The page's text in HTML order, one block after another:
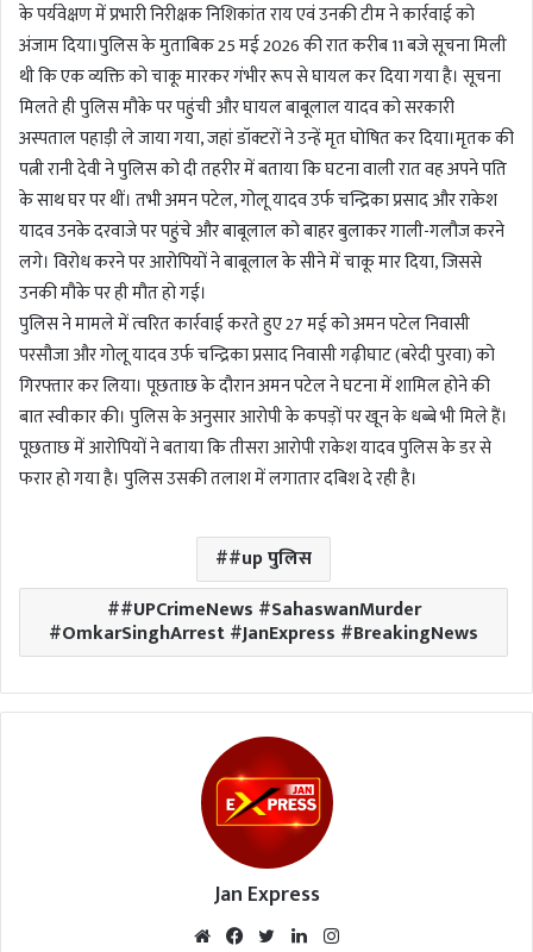
के पर्यवेक्षण में प्रभारी निरीक्षक निशिकांत राय एवं उनकी टीम ने कार्रवाई को
अंजाम दिया।पुलिस के मुताबिक 25 मई 2026 की रात करीब 11 बजे सूचना मिली
थी कि एक व्यक्ति को चाकू मारकर गंभीर रूप से घायल कर दिया गया है। सूचना
मिलते ही पुलिस मौके पर पहुंची और घायल बाबूलाल यादव को सरकारी
अस्पताल पहाड़ी ले जाया गया, जहां डॉक्टरों ने उन्हें मृत घोषित कर दिया।मृतक की
पत्नी रानी देवी ने पुलिस को दी तहरीर में बताया कि घटना वाली रात वह अपने पति
के साथ घर पर थीं। तभी अमन पटेल, गोलू यादव उर्फ चन्द्रिका प्रसाद और राकेश
यादव उनके दरवाजे पर पहुंचे और बाबूलाल को बाहर बुलाकर गाली-गलौज करने
लगे। विरोध करने पर आरोपियों ने बाबूलाल के सीने में चाकू मार दिया, जिससे
उनकी मौके पर ही मौत हो गई।
पुलिस ने मामले में त्वरित कार्रवाई करते हुए 27 मई को अमन पटेल निवासी
परसौजा और गोलू यादव उर्फ चन्द्रिका प्रसाद निवासी गढ़ीघाट (बरेदी पुरवा) को
गिरफ्तार कर लिया। पूछताछ के दौरान अमन पटेल ने घटना में शामिल होने की
बात स्वीकार की। पुलिस के अनुसार आरोपी के कपड़ों पर खून के धब्बे भी मिले हैं।
पूछताछ में आरोपियों ने बताया कि तीसरा आरोपी राकेश यादव पुलिस के डर से
फरार हो गया है। पुलिस उसकी तलाश में लगातार दबिश दे रही है।
#up पुलिस
#UPCrimeNews #SahaswanMurder
#OmkarSinghArrest #JanExpress #BreakingNews
Jan Express
We Fac Twi Lin